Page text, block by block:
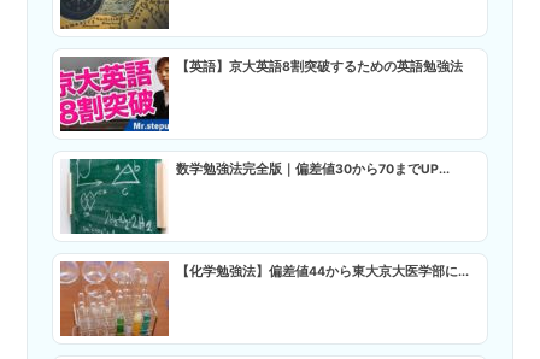
【英語】京大英語8割突破するための英語勉強法
数学勉強法完全版｜偏差値30から70までUP...
【化学勉強法】偏差値44から東大京大医学部に...